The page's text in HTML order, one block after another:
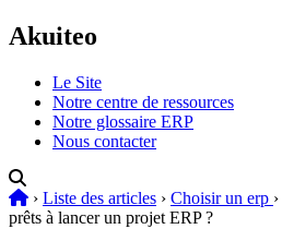
Akuiteo
Le Site
Notre centre de ressources
Notre glossaire ERP
Nous contacter
› Liste des articles › Choisir un erp ›
prêts à lancer un projet ERP ?